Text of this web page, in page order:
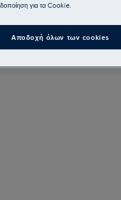
για τα Cookie.
Αποδοχή όλων των cookies